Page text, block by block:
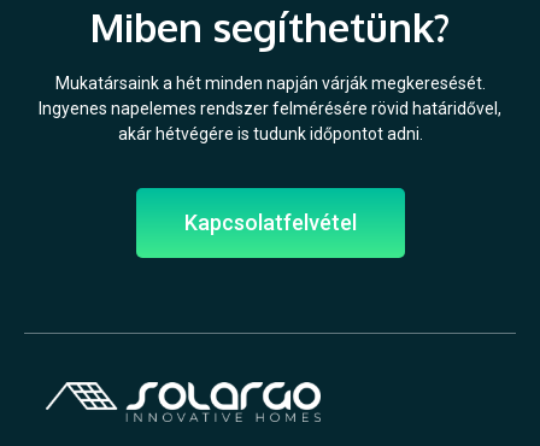
Miben segíthetünk?
Mukatársaink a hét minden napján várják megkeresését.
Ingyenes napelemes rendszer felmérésére rövid határidővel,
akár hétvégére is tudunk időpontot adni.
Kapcsolatfelvétel